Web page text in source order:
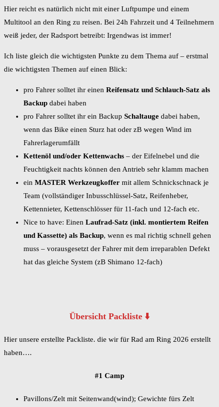
Hier reicht es natürlich nicht mit einer Luftpumpe und einem
Multitool an den Ring zu reisen. Bei 24h Fahrzeit und 4 Teilnehmern
weiß jeder, der Radsport betreibt: Irgendwas ist immer!
Ich liste gleich die wichtigsten Punkte zu dem Thema auf – erstmal
die wichtigsten Themen auf einen Blick:
pro Fahrer solltet ihr einen Reifensatz und Schlauch-Satz als
Backup dabei haben
pro Fahrer solltet ihr ein Backup Schaltauge dabei haben,
wenn das Bike einen Sturz hat oder zB wegen Wind im
Fahrerlagerumfällt
Kettenöl und/oder Kettenwachs – der Eifelnebel und die
Feuchtigkeit nachts können den Antrieb sehr klamm machen
ein MASTER Werkzeugkoffer mit allem Schnickschnack je
Team (vollständiger Inbusschlüssel-Satz, Reifenheber,
Kettennieter, Kettenschlösser für 11-fach und 12-fach etc.
Nice to have: Einen Laufrad-Satz (inkl. montiertem Reifen
und Kassette) als Backup, wenn es mal richtig schnell gehen
muss – vorausgesetzt der Fahrer mit dem irreparablen Defekt
hat das gleiche System (zB Shimano 12-fach)
Übersicht Packliste ⬇️
Hier unsere erstellte Packliste. die wir für Rad am Ring 2026 erstellt
haben….
#1 Camp
Pavillons/Zelt mit Seitenwand(wind); Gewichte fürs Zelt